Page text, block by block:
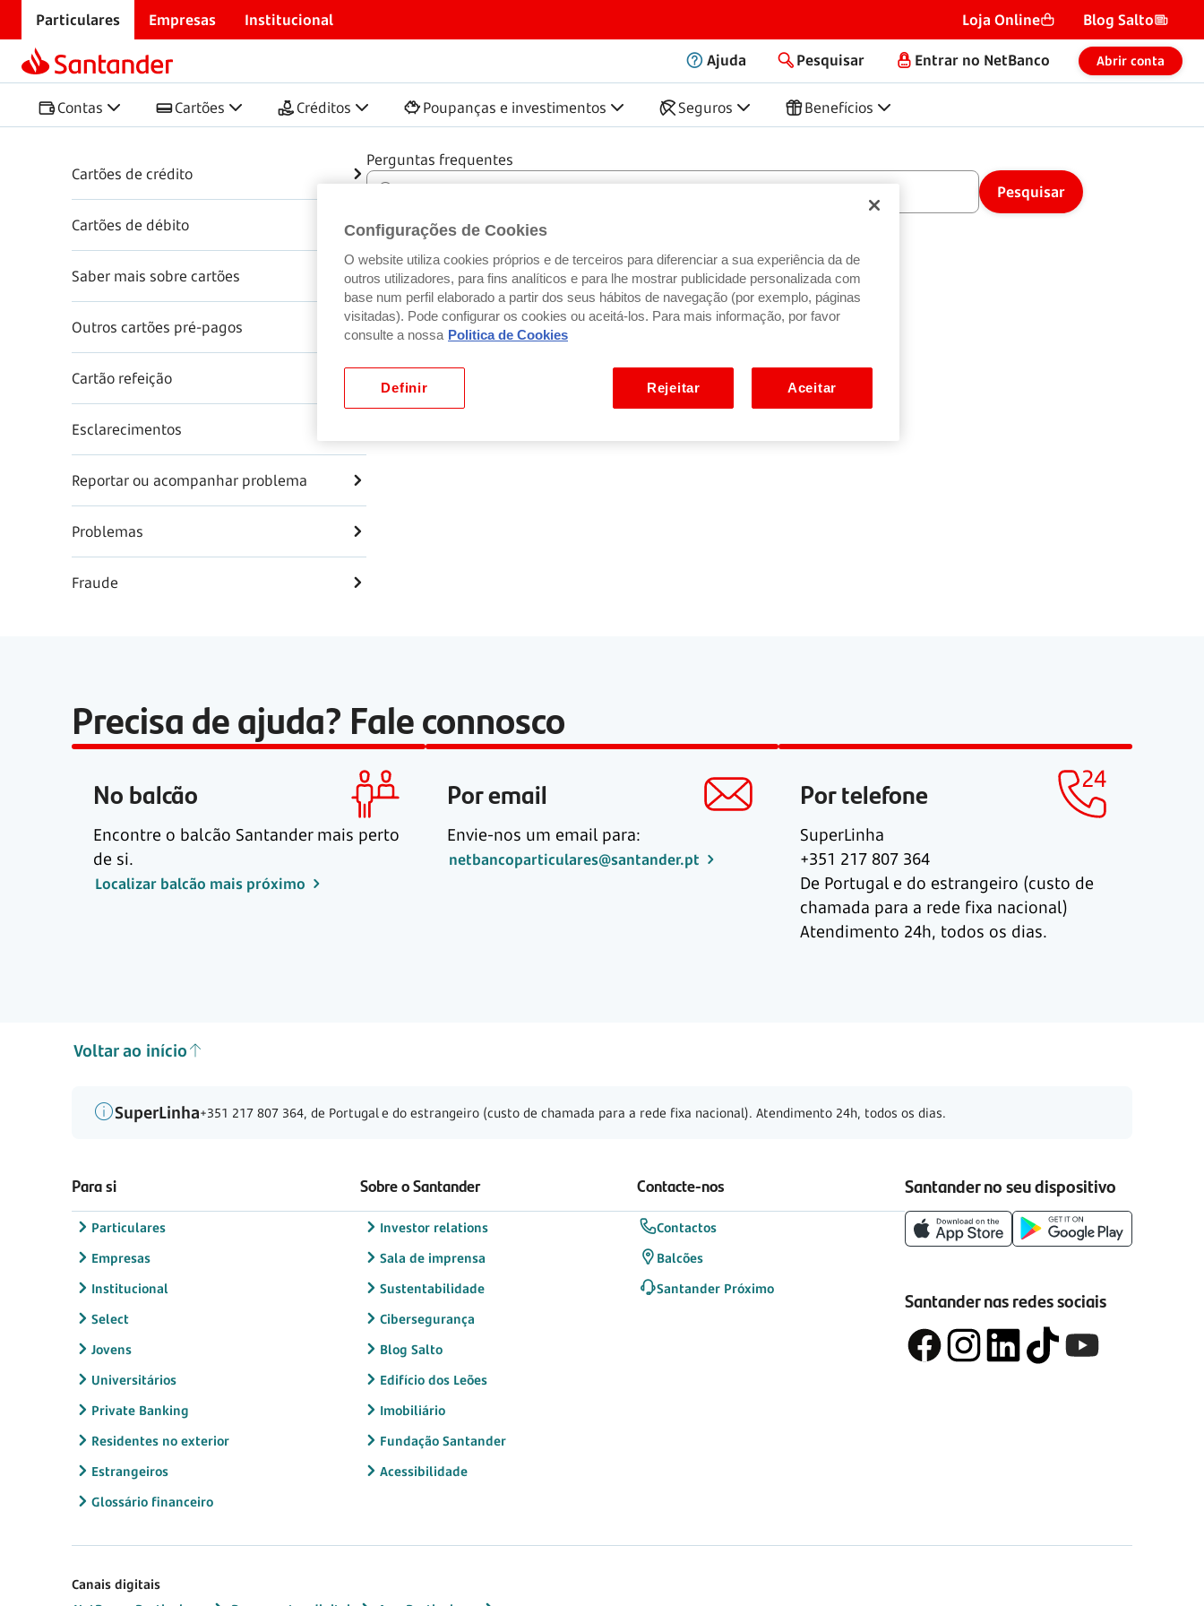
Particulares Empresas Institucional Loja Online Blog Salto
Ajuda Pesquisar Entrar no NetBanco Abrir conta
Contas Cartões Créditos Poupanças e investimentos Seguros Benefícios
Início Centro de Ajuda Cartões
Cartões
Perguntas frequentes
Cartões de crédito
Cartões de débito
Saber mais sobre cartões
Outros cartões pré-pagos
Cartão refeição
Esclarecimentos
Reportar ou acompanhar problema
Problemas
Fraude
Precisa de ajuda? Fale connosco
No balcão
Encontre o balcão Santander mais perto
de si.
Localizar balcão mais próximo
Por email
Envie-nos um email para:
netbancoparticulares@santander.pt
Por telefone
SuperLinha
+351 217 807 364
De Portugal e do estrangeiro (custo de
chamada para a rede fixa nacional)
Atendimento 24h, todos os dias.
Voltar ao início
SuperLinha+351 217 807 364, de Portugal e do estrangeiro (custo de chamada para a rede fixa nacional). Atendimento 24h, todos os dias.
Para si
Particulares
Empresas
Institucional
Select
Jovens
Universitários
Private Banking
Residentes no exterior
Estrangeiros
Glossário financeiro
Sobre o Santander
Investor relations
Sala de imprensa
Sustentabilidade
Cibersegurança
Blog Salto
Edifício dos Leões
Imobiliário
Fundação Santander
Acessibilidade
Contacte-nos
Contactos
Balcões
Santander Próximo
Santander no seu dispositivo
Santander nas redes sociais
Canais digitais
Configurações de Cookies
O website utiliza cookies próprios e de terceiros para diferenciar a sua experiência da de
outros utilizadores, para fins analíticos e para lhe mostrar publicidade personalizada com
base num perfil elaborado a partir dos seus hábitos de navegação (por exemplo, páginas
visitadas). Pode configurar os cookies ou aceitá-los. Para mais informação, por favor
consulte a nossa Politica de Cookies
Definir Rejeitar Aceitar